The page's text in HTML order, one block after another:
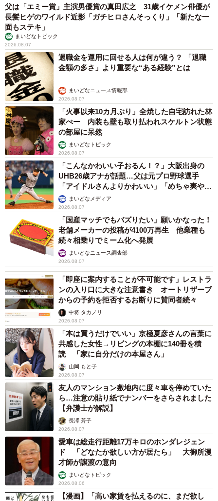
父は「エミー賞」主演男優賞の真田広之 31歳イケメン俳優が
長髪ヒゲのワイルド近影「ガチヒロさんそっくり」「新たな一
面もステキ」
まいどなトピック
2026.08.07
退職金を運用に回せる人は何が違う？ 「退職
金額の多さ」より重要な“ある経験”とは
まいどなニュース情報部
2026.08.07
「火事以来10カ月ぶり」全焼した自宅訪れた林
家ぺー 内装も壁も取り払われスケルトン状態
の部屋に呆然
まいどなトピック
2026.08.07
「こんなかわいい子おるん！？」大阪出身の
UHB26歳アナが話題…父は元プロ野球選手
「アイドルさんよりかわいい」「めちゃ爽や
か」まいどなメディア
2026.08.07
「国産マッチでもバズりたい」願いかなった！
老舗メーカーの投稿が4100万再生 他業種も
続々相乗りでミーム化へ発展
まいどなニュース調査部
2026.08.07
「即座に案内することが不可能です」レストラ
ンの入り口に大きな注意書き オートリザーブ
からの予約を拒否するお断りに賛同者続々
中将 タカノリ
2026.08.07
「本は買うだけでいい」京極夏彦さんの言葉に
共感した女性→リビングの本棚に140冊を積
読 「家に自分だけの本屋さん」
山岡 もと子
2026.08.07
友人のマンション敷地内に度々車を停めていた
ら…注意の貼り紙でナンバーをさらされました
【弁護士が解説】
長澤 芳子
2026.08.07
愛車は総走行距離17万キロのホンダレジェン
ド 「どなたか欲しい方が居たら」 大御所漫
才師が譲渡の意向
まいどなトピック
2026.08.06
【漫画】「高い家賃を払えるのに、まだ欲し